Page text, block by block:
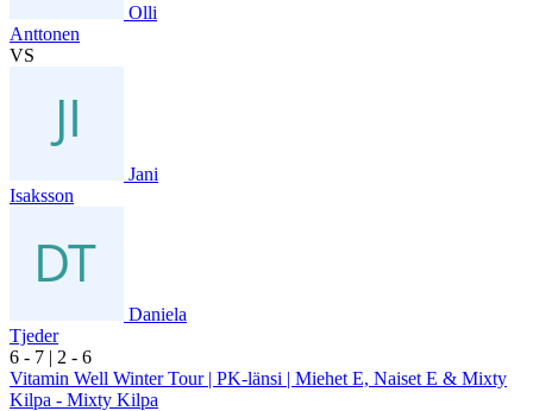
Olli
Anttonen
VS
Jani
Isaksson
Daniela
Tjeder
6 - 7 | 2 - 6
Vitamin Well Winter Tour | PK-länsi | Miehet E, Naiset E & Mixty
Kilpa - Mixty Kilpa